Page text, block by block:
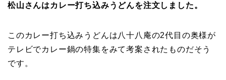
松山さんはカレー打ち込みうどんを注文しました。
このカレー打ち込みうどんは八十八庵の2代目の奥様が
テレビでカレー鍋の特集をみて考案されたものだそう
です。